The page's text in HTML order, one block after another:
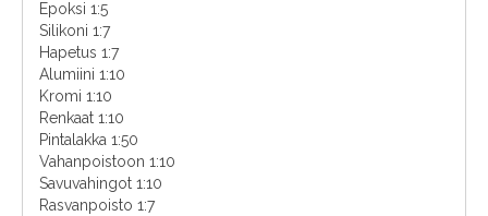
Epoksi 1:5
Silikoni 1:7
Hapetus 1:7
Alumiini 1:10
Kromi 1:10
Renkaat 1:10
Pintalakka 1:50
Vahanpoistoon 1:10
Savuvahingot 1:10
Rasvanpoisto 1:7